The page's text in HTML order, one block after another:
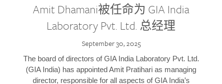
Amit Dhamani被任命为 GIA India
Laboratory Pvt. Ltd. 总经理
September 30, 2025
The board of directors of GIA India Laboratory Pvt. Ltd.
(GIA India) has appointed Amit Pratihari as managing
director, responsible for all aspects of GIA India’s